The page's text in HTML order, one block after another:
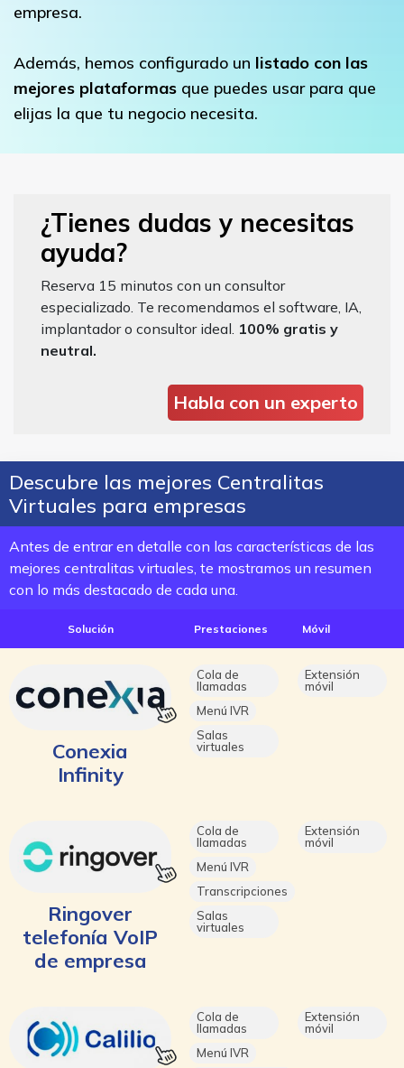
empresa.
Además, hemos configurado un listado con las
mejores plataformas que puedes usar para que
elijas la que tu negocio necesita.
¿Tienes dudas y necesitas
ayuda?
Reserva 15 minutos con un consultor
especializado. Te recomendamos el software, IA,
implantador o consultor ideal. 100% gratis y
neutral.
Habla con un experto
Descubre las mejores Centralitas
Virtuales para empresas
Antes de entrar en detalle con las características de las
mejores centralitas virtuales, te mostramos un resumen
con lo más destacado de cada una.
Solución Prestaciones Móvil
Conexia
Infinity
Cola de
llamadas
Menú IVR
Salas
virtuales
Extensión
móvil
Ringover
telefonía VoIP
de empresa
Cola de
llamadas
Menú IVR
Transcripciones
Salas
virtuales
Extensión
móvil
Cola de
llamadas
Menú IVR
Extensión
móvil